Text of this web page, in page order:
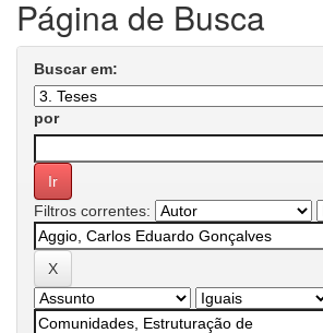
Página de Busca
Buscar em:
por
Filtros correntes: